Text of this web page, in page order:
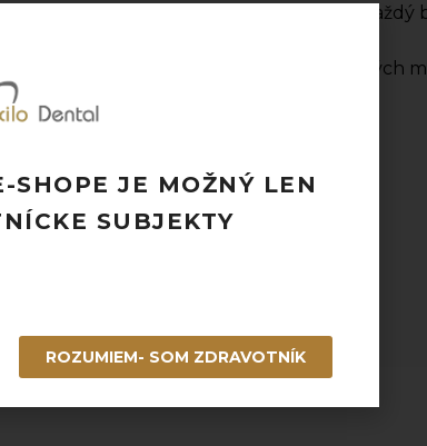
laserového lúča (Alvin Machine) sa každý
ISO a ADA vyžaduje použitie prírastkových
DiaDent používa prírastky 1/100 mm
DiaDent
k obľúbeným
SHOPE JE MOŽNÝ LEN
SUBJEKTY
ROZUMIEM- SOM ZDRAVOTNÍK